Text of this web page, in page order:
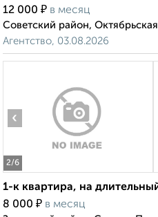
12 000 ₽ в месяц
Советский район,
Агентство, 03.08.2026
2/6
‹
1-к квартира, на
8 000 ₽ в месяц